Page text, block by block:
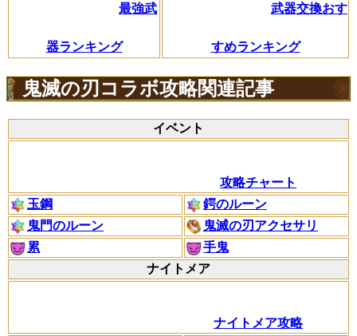
最強武
器ランキング
武器交換おす
すめランキング
鬼滅の刃コラボ攻略関連記事
イベント
攻略チャート
玉鋼
鍔のルーン
鬼門のルーン
鬼滅の刃アクセサリ
累
手鬼
ナイトメア
ナイトメア攻略